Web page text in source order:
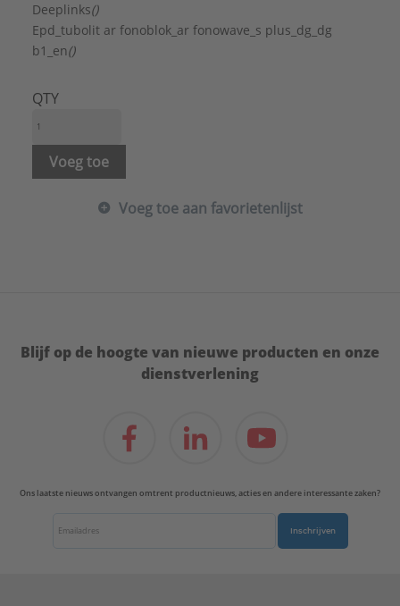
Deeplinks()
Epd_tubolit ar fonoblok_ar fonowave_s plus_dg_dg
b1_en()
QTY
Voeg toe
Voeg toe aan favorietenlijst
Blijf op de hoogte van nieuwe producten en onze
dienstverlening
Ons laatste nieuws ontvangen omtrent productnieuws, acties en andere interessante zaken?
Inschrijven